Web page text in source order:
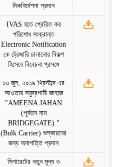
দিকনির্দেশনা প্রদান
IVAS হতে প্রেরিত কর
পরিশোধ সংক্রান্ত
Electronic Notification
কে ট্রেজারি চালানোর বিকল্প
হিসেবে বিবেচনা প্রসঙ্গে
১৩ জুন, ২০১৯ খ্রিস্টাব্দ এর
আওতায় সমুদ্রগামী জাহাজ
"AMEENA JAHAN
(পূর্বতন নাম
BRIDGEGATE) "
(Bulk Carrier) শুল্কায়নের
জন্য অনাপত্তি প্রদান
সিগারেটের নতুন মূল্য ও